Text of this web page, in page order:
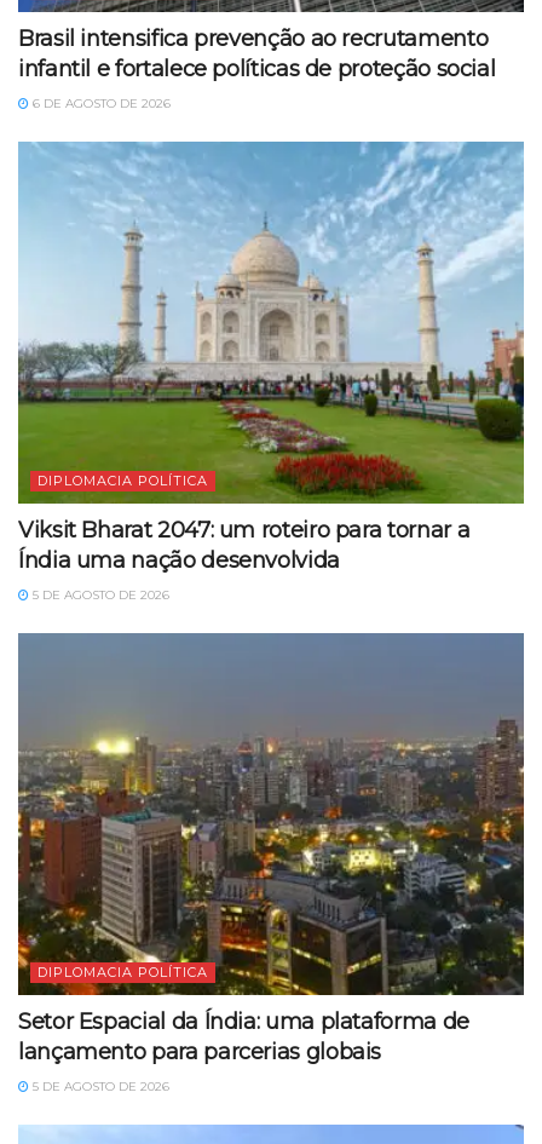
Brasil intensifica prevenção ao recrutamento
infantil e fortalece políticas de proteção social
6 DE AGOSTO DE 2026
DIPLOMACIA POLÍTICA
Viksit Bharat 2047: um roteiro para tornar a
Índia uma nação desenvolvida
5 DE AGOSTO DE 2026
DIPLOMACIA POLÍTICA
Setor Espacial da Índia: uma plataforma de
lançamento para parcerias globais
5 DE AGOSTO DE 2026